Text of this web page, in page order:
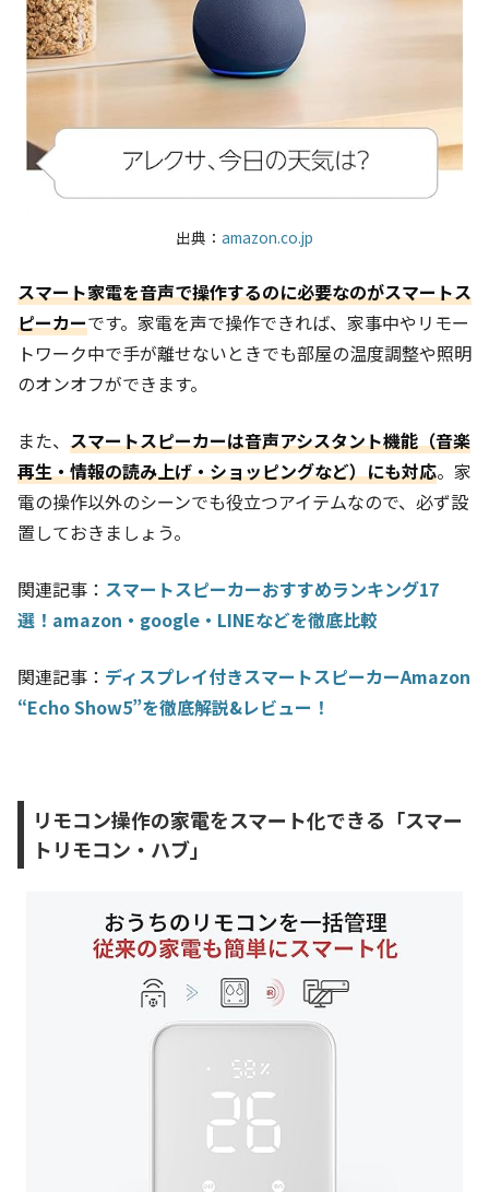
出典： amazon.co.jp
スマート家電を音声で操作するのに必要なのがスマートス
ピーカーです。家電を声で操作できれば、家事中やリモー
トワーク中で手が離せないときでも部屋の温度調整や照明
のオンオフができます。
また、 スマートスピーカーは音声アシスタント機能（音楽
再生・情報の読み上げ・ショッピングなど）にも対応。家
電の操作以外のシーンでも役立つアイテムなので、必ず設
置しておきましょう。
関連記事： スマートスピーカーおすすめランキング17
選！amazon・google・LINEなどを徹底比較
関連記事： ディスプレイ付きスマートスピーカーAmazon
“Echo Show5”を徹底解説&レビュー！
リモコン操作の家電をスマート化できる「スマー
トリモコン・ハブ」